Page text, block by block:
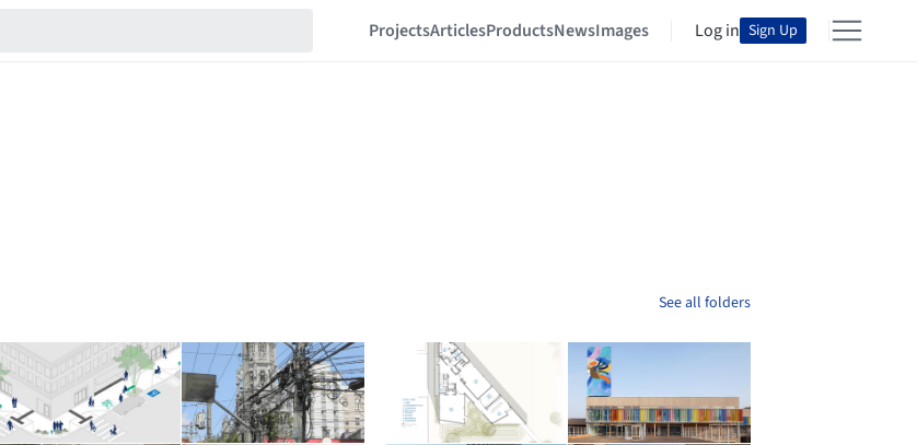
ProjectsArticlesProductsNewsImages Log in Sign Up
See all folders